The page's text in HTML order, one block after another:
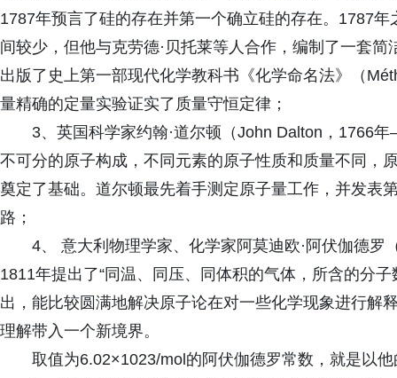
1787年预言了硅的存在并第一个确立硅的存在。1787
间较少，但他与克劳德·贝托莱等人合作，编制了一套
出版了史上第一部现代化学教科书《化学命名法》（
量精确的定量实验证实了质量守恒定律；
3、英国科学家约翰·道尔顿（John Dalton，1766
不可分的原子构成，不同元素的原子性质和质量不同，
奠定了基础。道尔顿最先着手测定原子量工作，并发表
路；
4、 意大利物理学家、化学家阿莫迪欧·阿伏伽德
1811年提出了“同温、同压、同体积的气体，所含的分
出，能比较圆满地解决原子论在对一些化学现象进行解
理解带入一个新境界。
取值为6.02×1023/mol的阿伏伽德罗常数，就是以